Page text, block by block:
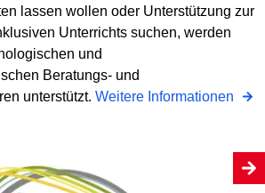
lassen wollen oder Unterstützung zur
Unterrichts suchen, werden
und
Beratungs- und
unterstützt. Weitere Informationen